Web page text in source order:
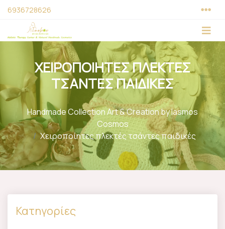
6936728626
ΧΕΙΡΟΠΟΙΗΤΕΣ ΠΛΕΚΤΕΣ
ΤΣΑΝΤΕΣ ΠΑΙΔΙΚΕΣ
Handmade Collection Art & Creation by Iasmos
Cosmos
Χειροποίητες πλεκτές τσάντες παιδικές
Κατηγορίες